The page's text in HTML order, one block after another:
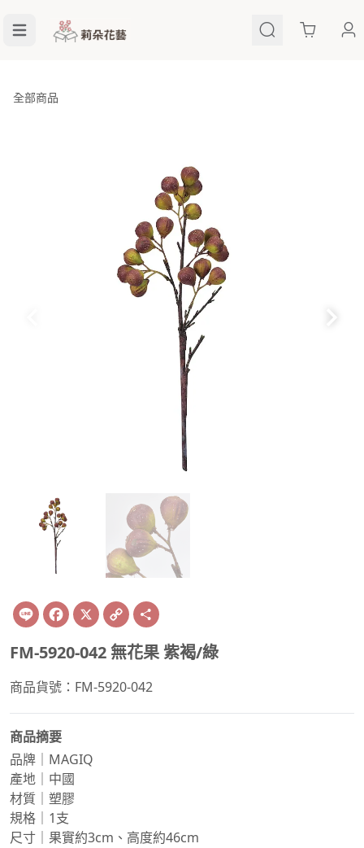
Cart
全部商品
Line Facebook
X Copy
Link
FM-5920-042 無花果 紫褐/綠
商品貨號：FM-5920-042
商品摘要
品牌｜MAGIQ
產地｜中國
材質｜塑膠
規格｜1支
尺寸｜果實約3cm、高度約46cm